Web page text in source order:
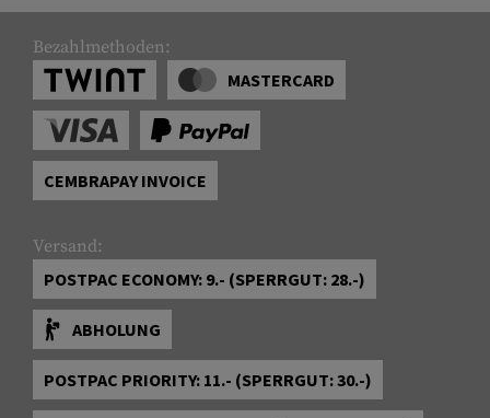
Bezahlmethoden:
MASTERCARD
CEMBRAPAY INVOICE
Versand:
POSTPAC ECONOMY: 9.- (SPERRGUT: 28.-)
ABHOLUNG
POSTPAC PRIORITY: 11.- (SPERRGUT: 30.-)